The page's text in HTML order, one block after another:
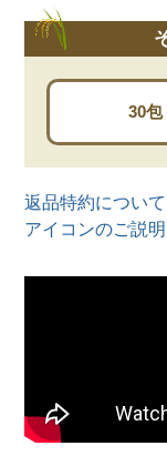
30包
返品特約について
アイコンのご説明